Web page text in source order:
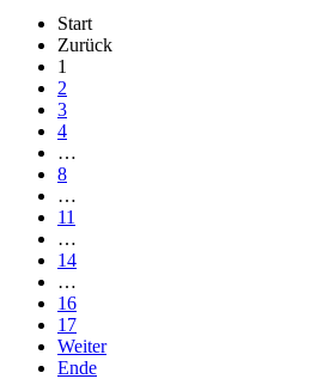
Start
Zurück
1
2
3
4
…
8
…
11
…
14
…
16
17
Weiter
Ende